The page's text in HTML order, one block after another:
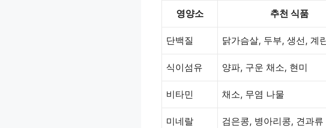
영양소 추천 식품
단백질 닭가슴살, 두부, 생선, 계
식이섬유 양파, 구운 채소, 현미
비타민 채소, 무염 나물
미네랄 검은콩, 병아리콩, 견과류